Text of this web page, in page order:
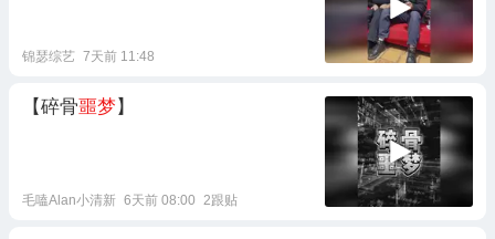
锦瑟综艺 7天前 11:48
【碎骨噩梦 】
毛嗑Alan小清新 6天前 08:00 2跟贴